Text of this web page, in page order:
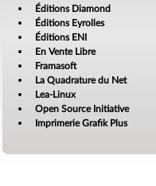
Éditions Diamond
Éditions Eyrolles
Éditions ENI
En Vente Libre
Framasoft
La Quadrature du Net
Lea-Linux
Open Source Initiative
Imprimerie Grafik Plus